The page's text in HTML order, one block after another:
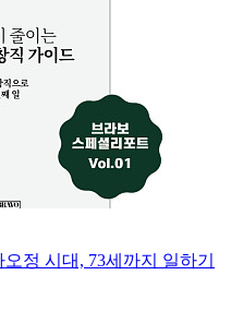
정 시대, 73세까지 일하기